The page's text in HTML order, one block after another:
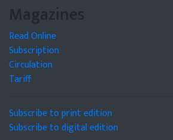
Magazines
Read Online
Subscription
Circulation
Tariff
Subscribe to print edition
Subscribe to digital edition